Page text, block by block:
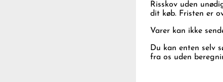
Risskov uden
dit køb. Fristen er
Varer kan ikke
Du kan enten selv
fra os uden